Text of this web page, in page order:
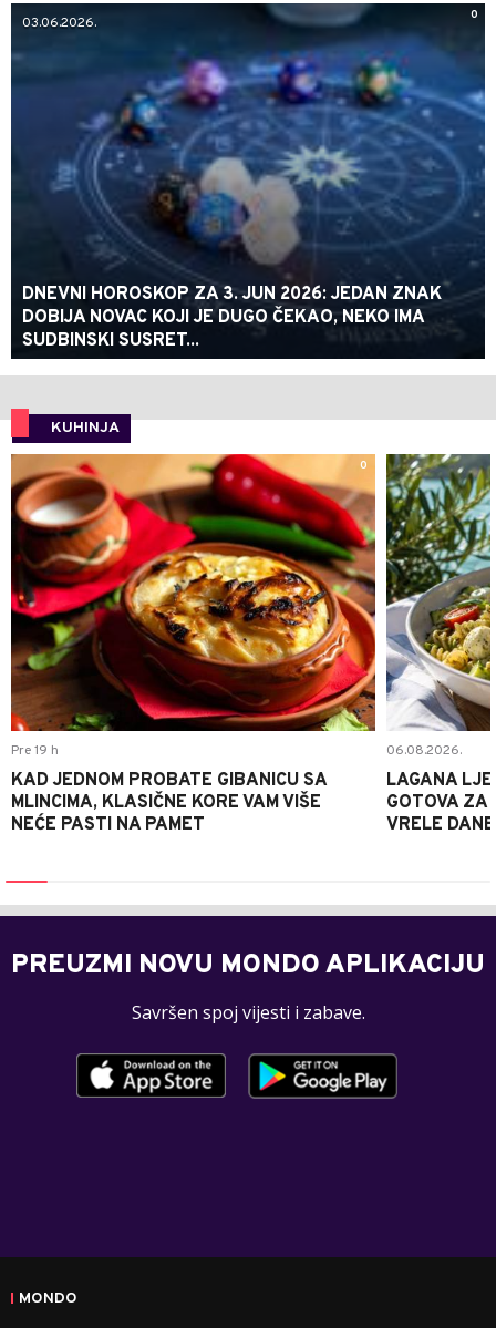
0
03.06.2026.
DNEVNI HOROSKOP ZA 3. JUN 2026: JEDAN ZNAK
DOBIJA NOVAC KOJI JE DUGO ČEKAO, NEKO IMA
SUDBINSKI SUSRET...
KUHINJA
0
Pre 19 h
KAD JEDNOM PROBATE GIBANICU SA
MLINCIMA, KLASIČNE KORE VAM VIŠE
NEĆE PASTI NA PAMET
06.08.2026.
LAGANA
GOTOVA ZA
VRELE DANE
PREUZMI NOVU MONDO APLIKACIJU
Savršen spoj vijesti i zabave.
MONDO